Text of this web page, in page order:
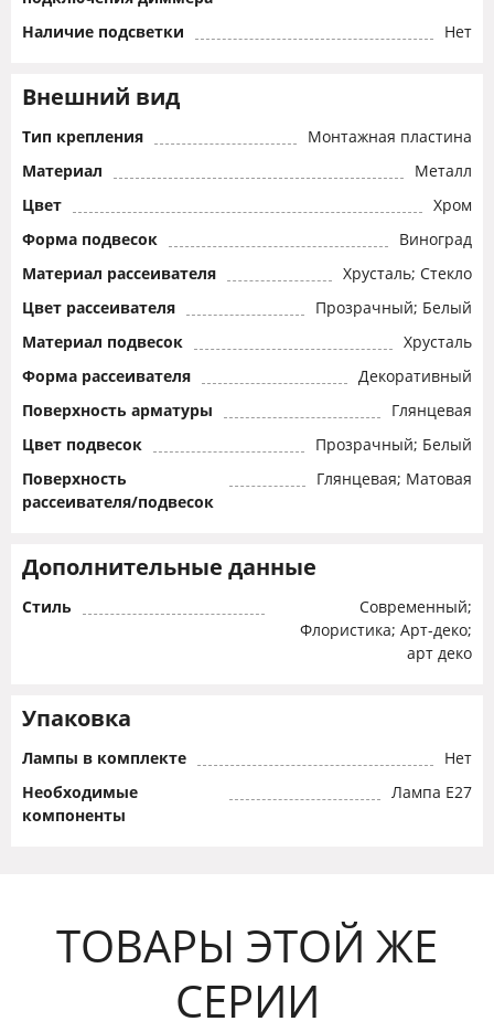
Наличие подсветки
Нет
Внешний вид
Тип крепления
Монтажная пластина
Материал
Металл
Цвет
Хром
Форма подвесок
Виноград
Материал рассеивателя
Хрусталь; Стекло
Цвет рассеивателя
Прозрачный; Белый
Материал подвесок
Хрусталь
Форма рассеивателя
Декоративный
Поверхность арматуры
Глянцевая
Цвет подвесок
Прозрачный; Белый
Поверхность
рассеивателя/подвесок
Глянцевая; Матовая
Дополнительные данные
Стиль
Современный;
Флористика; Арт-деко;
арт деко
Упаковка
Лампы в комплекте
Нет
Необходимые
компоненты
Лампа Е27
ТОВАРЫ ЭТОЙ ЖЕ
СЕРИИ